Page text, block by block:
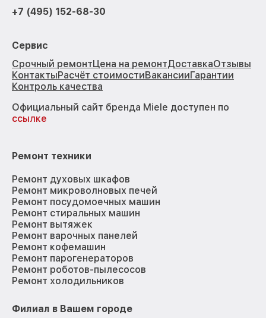
+7 (495) 152-68-30
Сервис
Срочный ремонтЦена на ремонтДоставкаОтзывы
КонтактыРасчёт стоимостиВакансииГарантии
Контроль качества
Официальный сайт бренда Miele доступен по
ссылке
Ремонт техники
Ремонт духовых шкафов
Ремонт микроволновых печей
Ремонт посудомоечных машин
Ремонт стиральных машин
Ремонт вытяжек
Ремонт варочных панелей
Ремонт кофемашин
Ремонт парогенераторов
Ремонт роботов-пылесосов
Ремонт холодильников
Филиал в Вашем городе